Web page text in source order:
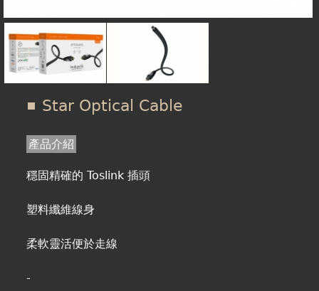
Star Optical Cable
產品介紹
穩固精確的 Toslink 插頭
塑料纖維線身
柔軟靈活便於走線
-